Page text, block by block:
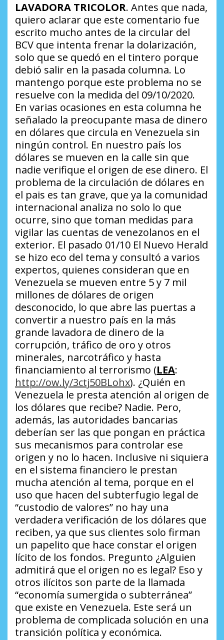
LAVADORA TRICOLOR. Antes que nada,
quiero aclarar que este comentario fue
escrito mucho antes de la circular del
BCV que intenta frenar la dolarización,
solo que se quedó en el tintero porque
debió salir en la pasada columna. Lo
mantengo porque este problema no se
resuelve con la medida del 09/10/2020.
En varias ocasiones en esta columna he
señalado la preocupante masa de dinero
en dólares que circula en Venezuela sin
ningún control. En nuestro país los
dólares se mueven en la calle sin que
nadie verifique el origen de ese dinero. El
problema de la circulación de dólares en
el pais es tan grave, que ya la comunidad
internacional analiza no solo lo que
ocurre, sino que toman medidas para
vigilar las cuentas de venezolanos en el
exterior. El pasado 01/10 El Nuevo Herald
se hizo eco del tema y consultó a varios
expertos, quienes consideran que en
Venezuela se mueven entre 5 y 7 mil
millones de dólares de origen
desconocido, lo que abre las puertas a
convertir a nuestro país en la más
grande lavadora de dinero de la
corrupción, tráfico de oro y otros
minerales, narcotráfico y hasta
financiamiento al terrorismo (LEA:
http://ow.ly/3ctj50BLohx). ¿Quién en
Venezuela le presta atención al origen de
los dólares que recibe? Nadie. Pero,
además, las autoridades bancarias
deberían ser las que pongan en práctica
sus mecanismos para controlar ese
origen y no lo hacen. Inclusive ni siquiera
en el sistema financiero le prestan
mucha atención al tema, porque en el
uso que hacen del subterfugio legal de
“custodio de valores” no hay una
verdadera verificación de los dólares que
reciben, ya que sus clientes solo firman
un papelito que hace constar el origen
lícito de los fondos. Pregunto ¿Alguien
admitirá que el origen no es legal? Eso y
otros ilícitos son parte de la llamada
“economía sumergida o subterránea”
que existe en Venezuela. Este será un
problema de complicada solución en una
transición política y económica.